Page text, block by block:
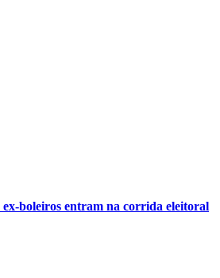
ex-boleiros entram na corrida eleitoral